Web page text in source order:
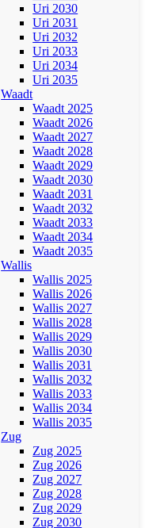
Uri 2030
Uri 2031
Uri 2032
Uri 2033
Uri 2034
Uri 2035
Waadt
Waadt 2025
Waadt 2026
Waadt 2027
Waadt 2028
Waadt 2029
Waadt 2030
Waadt 2031
Waadt 2032
Waadt 2033
Waadt 2034
Waadt 2035
Wallis
Wallis 2025
Wallis 2026
Wallis 2027
Wallis 2028
Wallis 2029
Wallis 2030
Wallis 2031
Wallis 2032
Wallis 2033
Wallis 2034
Wallis 2035
Zug
Zug 2025
Zug 2026
Zug 2027
Zug 2028
Zug 2029
Zug 2030